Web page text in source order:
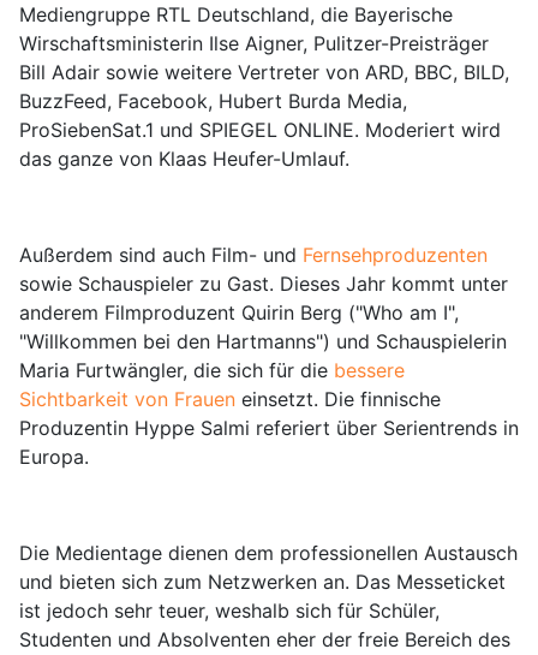
Mediengruppe RTL Deutschland, die Bayerische
Wirschaftsministerin Ilse Aigner, Pulitzer-Preisträger
Bill Adair sowie weitere Vertreter von ARD, BBC, BILD,
BuzzFeed, Facebook, Hubert Burda Media,
ProSiebenSat.1 und SPIEGEL ONLINE. Moderiert wird
das ganze von Klaas Heufer-Umlauf.
Außerdem sind auch Film- und Fernsehproduzenten
sowie Schauspieler zu Gast. Dieses Jahr kommt unter
anderem Filmproduzent Quirin Berg ("Who am I",
"Willkommen bei den Hartmanns") und Schauspielerin
Maria Furtwängler, die sich für die bessere
Sichtbarkeit von Frauen einsetzt. Die finnische
Produzentin Hyppe Salmi referiert über Serientrends in
Europa.
Die Medientage dienen dem professionellen Austausch
und bieten sich zum Netzwerken an. Das Messeticket
ist jedoch sehr teuer, weshalb sich für Schüler,
Studenten und Absolventen eher der freie Bereich des